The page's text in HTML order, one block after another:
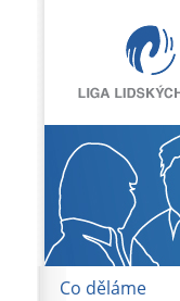
Co děláme